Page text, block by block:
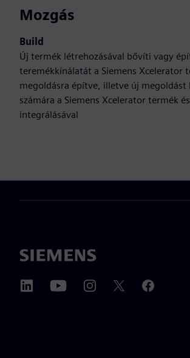
Mozgás
Build
Új termék létrehozásával bővíti vagy
teremékkínálatát a Siemens Xcelerator
megoldásra építve, illetve új megoldást
számára a Siemens Xcelerator termék
integrálásával